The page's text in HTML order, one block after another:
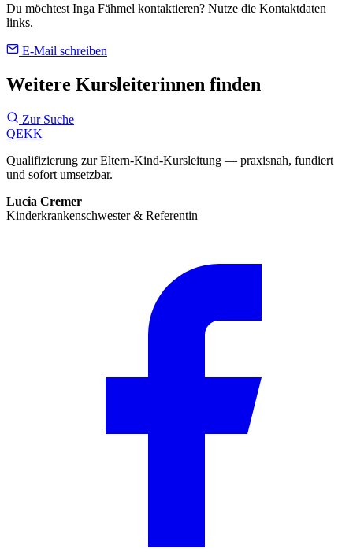
Du möchtest Inga Fähmel kontaktieren? Nutze die Kontaktdaten
links.
E-Mail schreiben
Weitere Kursleiterinnen finden
Zur Suche
QEKK
Qualifizierung zur Eltern-Kind-Kursleitung — praxisnah, fundiert
und sofort umsetzbar.
Lucia Cremer
Kinderkrankenschwester & Referentin